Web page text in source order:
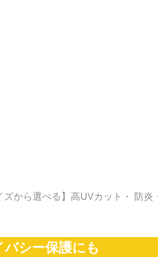
ズから選べる】高UVカット・ 防
シー保護にも